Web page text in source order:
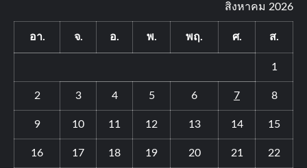
สิงหาคม 2026
อา. จ. อ. พ. พฤ. ศ. ส.
1
2 3 4 5 6 7 8
9 10 11 12 13 14 15
16 17 18 19 20 21 22